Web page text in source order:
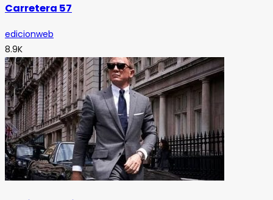
Carretera 57
edicionweb
8.9K